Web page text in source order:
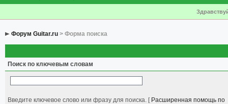
Форум Guitar.ru > Форма поиска
Поиск по ключевым словам
Введите ключевое слово или фразу для поиска. [ Расширенная помощь по